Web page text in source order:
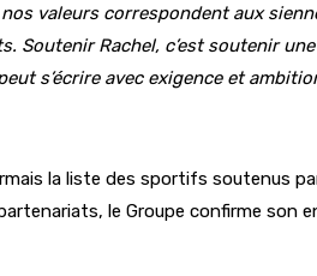
valeurs correspondent aux
Soutenir Rachel, c’est soutenir
s’écrire avec exigence et
la liste des sportifs soutenus
le Groupe confirme